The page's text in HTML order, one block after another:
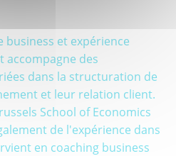
business et expérience
accompagne des
dans la structuration de
et leur relation client.
School of Economics
de l'expérience dans
en coaching business